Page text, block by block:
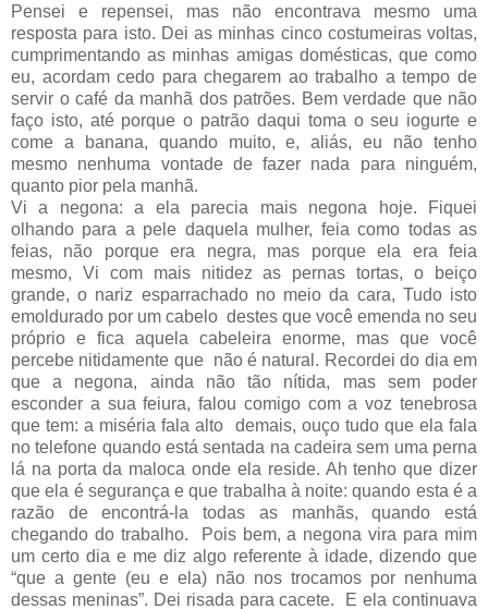
Pensei e repensei, mas não encontrava mesmo uma
resposta para isto. Dei as minhas cinco costumeiras voltas,
cumprimentando as minhas amigas domésticas, que como
eu, acordam cedo para chegarem ao trabalho a tempo de
servir o café da manhã dos patrões. Bem verdade que não
faço isto, até porque o patrão daqui toma o seu iogurte e
come a banana, quando muito, e, aliás, eu não tenho
mesmo nenhuma vontade de fazer nada para ninguém,
quanto pior pela manhã.
Vi a negona: a ela parecia mais negona hoje. Fiquei
olhando para a pele daquela mulher, feia como todas as
feias, não porque era negra, mas porque ela era feia
mesmo, Vi com mais nitidez as pernas tortas, o beiço
grande, o nariz esparrachado no meio da cara, Tudo isto
emoldurado por um cabelo destes que você emenda no seu
próprio e fica aquela cabeleira enorme, mas que você
percebe nitidamente que não é natural. Recordei do dia em
que a negona, ainda não tão nítida, mas sem poder
esconder a sua feiura, falou comigo com a voz tenebrosa
que tem: a miséria fala alto
demais, ouço tudo que ela fala
no telefone quando está sentada na cadeira sem uma perna
lá na porta da maloca onde ela reside. Ah tenho que dizer
que ela é segurança e que trabalha à noite: quando esta é a
razão de encontrá-la todas as manhãs, quando está
chegando do trabalho.
Pois bem, a negona vira para mim
um certo dia e me diz algo referente à idade, dizendo que
“que a gente (eu e ela) não nos trocamos por nenhuma
dessas meninas”. Dei risada para cacete.
E ela continuava